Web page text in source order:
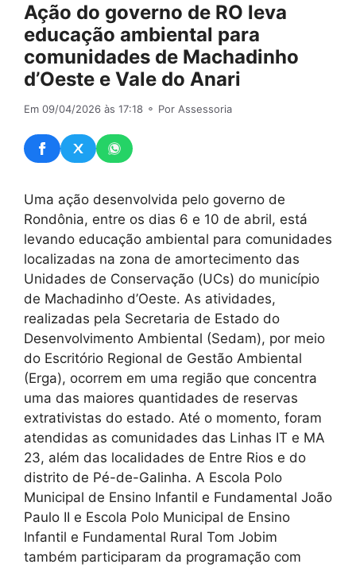
Ação do governo de RO leva
educação ambiental para
comunidades de Machadinho
d’Oeste e Vale do Anari
Em 09/04/2026 às 17:18 ⚬ Por Assessoria
Uma ação desenvolvida pelo governo de
Rondônia, entre os dias 6 e 10 de abril, está
levando educação ambiental para comunidades
localizadas na zona de amortecimento das
Unidades de Conservação (UCs) do município
de Machadinho d’Oeste. As atividades,
realizadas pela Secretaria de Estado do
Desenvolvimento Ambiental (Sedam), por meio
do Escritório Regional de Gestão Ambiental
(Erga), ocorrem em uma região que concentra
uma das maiores quantidades de reservas
extrativistas do estado. Até o momento, foram
atendidas as comunidades das Linhas IT e MA
23, além das localidades de Entre Rios e do
distrito de Pé-de-Galinha. A Escola Polo
Municipal de Ensino Infantil e Fundamental João
Paulo II e Escola Polo Municipal de Ensino
Infantil e Fundamental Rural Tom Jobim
também participaram da programação com